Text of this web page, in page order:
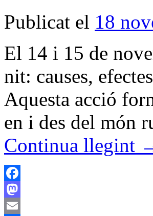
Publicat el 18
El 14 i 15 de
nit: causes,
Aquesta acció
en i des del món
Continua llegint
Facebook
Mastodon